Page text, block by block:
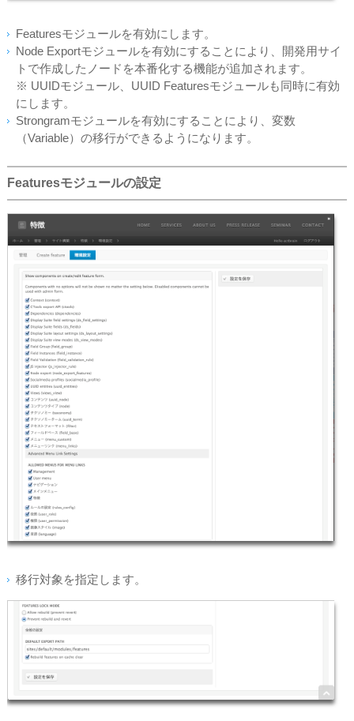
Featuresモジュールを有効にします。
Node Exportモジュールを有効にすることにより、開発用サイ
トで作成したノードを本番化する機能が追加されます。
※ UUIDモジュール、UUID Featuresモジュールも同時に有効
にします。
Strongramモジュールを有効にすることにより、変数
（Variable）の移行ができるようになります。
Featuresモジュールの設定
移行対象を指定します。